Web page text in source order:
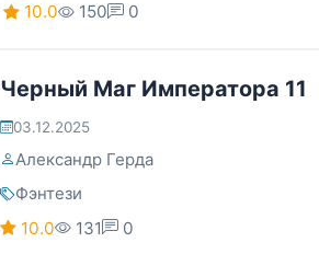
10.0
150 0
Черный Маг Императора 11
03.12.2025
Александр Герда
Фэнтези
10.0
131 0